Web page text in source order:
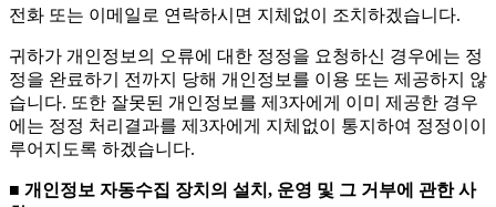
전화 또는 이메일로 연락하시면 지체없이 조치하겠습니다.
귀하가 개인정보의 오류에 대한 정정을 요청하신 경우에는 정
정을 완료하기 전까지 당해 개인정보를 이용 또는 제공하지 않
습니다. 또한 잘못된 개인정보를 제3자에게 이미 제공한 경우
에는 정정 처리결과를 제3자에게 지체없이 통지하여 정정이이
루어지도록 하겠습니다.
■ 개인정보 자동수집 장치의 설치, 운영 및 그 거부에 관한 사